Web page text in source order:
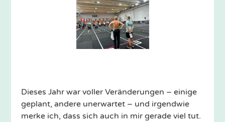
Dieses Jahr war voller Veränderungen – einige
geplant, andere unerwartet – und irgendwie
merke ich, dass sich auch in mir gerade viel tut.